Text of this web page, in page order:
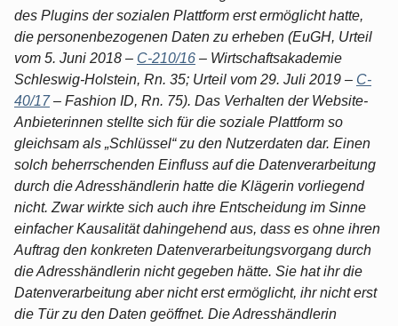
des Plugins der sozialen Plattform erst ermöglicht hatte,
die personenbezogenen Daten zu erheben (EuGH, Urteil
vom 5. Juni 2018 – C-210/16 – Wirtschaftsakademie
Schleswig-Holstein, Rn. 35; Urteil vom 29. Juli 2019 – C-
40/17– Fashion ID, Rn. 75). Das Verhalten der Website-
Anbieterinnen stellte sich für die soziale Plattform so
gleichsam als „Schlüssel“ zu den Nutzerdaten dar. Einen
solch beherrschenden Einfluss auf die Datenverarbeitung
durch die Adresshändlerin hatte die Klägerin vorliegend
nicht. Zwar wirkte sich auch ihre Entscheidung im Sinne
einfacher Kausalität dahingehend aus, dass es ohne ihren
Auftrag den konkreten Datenverarbeitungsvorgang durch
die Adresshändlerin nicht gegeben hätte. Sie hat ihr die
Datenverarbeitung aber nicht erst ermöglicht, ihr nicht erst
die Tür zu den Daten geöffnet. Die Adresshändlerin